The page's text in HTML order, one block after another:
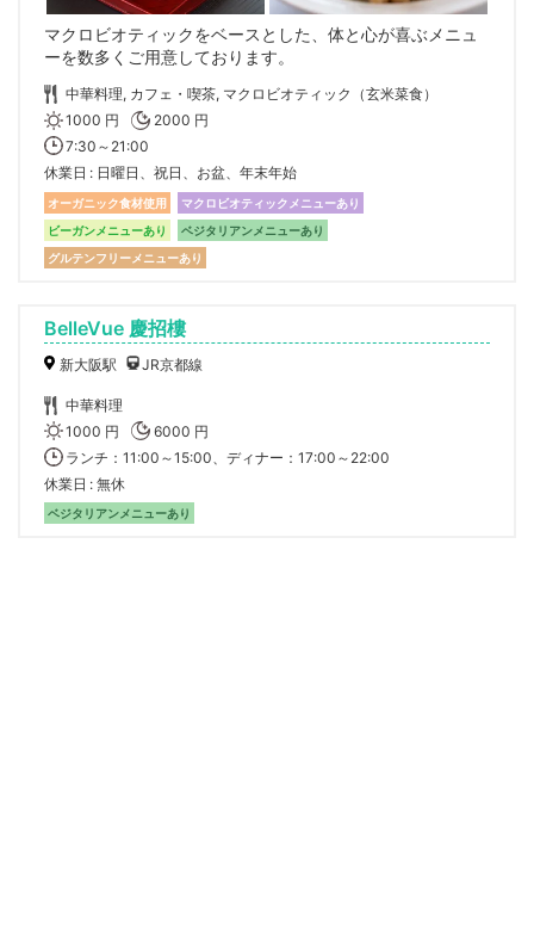
マクロビオティックをベースとした、体と心が喜ぶメニュ
ーを数多くご用意しております。
中華料理, カフェ・喫茶, マクロビオティック（玄米菜食）
1000 円
2000 円
7:30～21:00
休業日
日曜日、祝日、お盆、年末年始
オーガニック食材使用
マクロビオティックメニューあり
ビーガンメニューあり
ベジタリアンメニューあり
グルテンフリーメニューあり
BelleVue 慶招樓
新大阪駅 JR京都線
中華料理
1000 円
6000 円
ランチ：11:00～15:00、ディナー：17:00～22:00
休業日
無休
ベジタリアンメニューあり